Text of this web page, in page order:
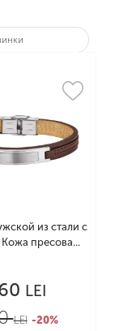
из стали с
пресова...
LEI
LEI -20%